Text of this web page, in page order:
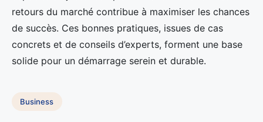
retours du marché contribue à maximiser les chances
de succès. Ces bonnes pratiques, issues de cas
concrets et de conseils d’experts, forment une base
solide pour un démarrage serein et durable.
Business